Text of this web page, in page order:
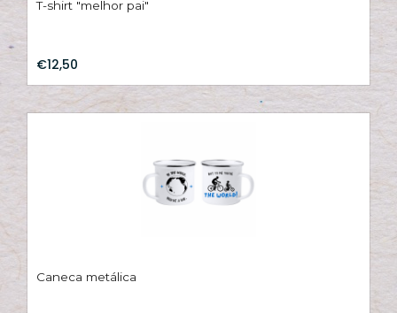
T-shirt "melhor pai"
€12,50
Caneca metálica